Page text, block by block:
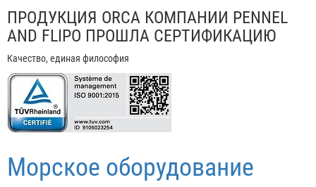
ПРОДУКЦИЯ ORCA КОМПАНИИ PENNEL
AND FLIPO ПРОШЛА СЕРТИФИКАЦИЮ
Качество, единая философия
Морское оборудование